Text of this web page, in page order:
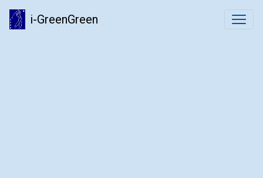
i-GreenGreen